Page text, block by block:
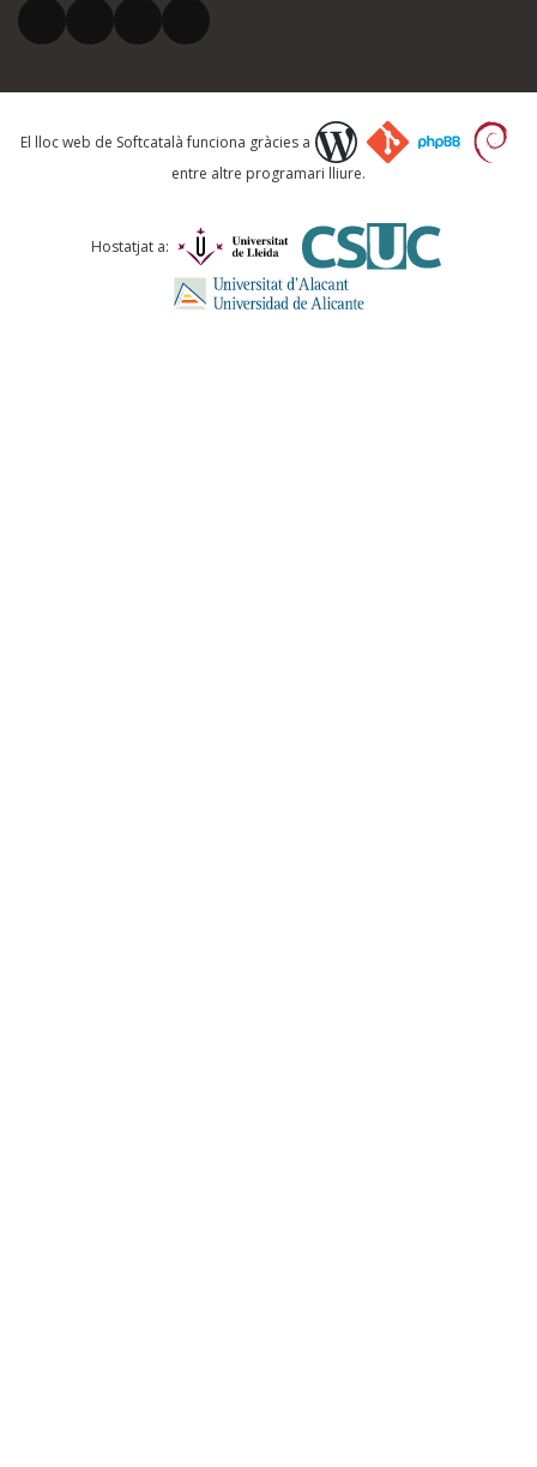
El vostre correu electrònic *
Què proposeu?
Comentari *
El lloc web de Softcatalà funciona gràcies a
entre altre programari lliure.
Hostatjat a: